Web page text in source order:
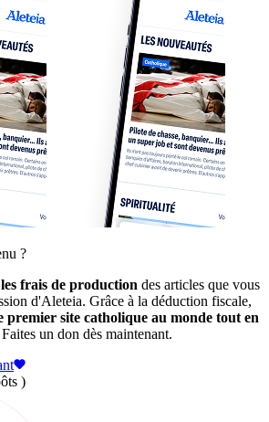
?
frais de production des articles que vous
d'Aleteia. Grâce à la déduction fiscale,
premier site catholique au monde tout en
Faites un don dès maintenant.
)